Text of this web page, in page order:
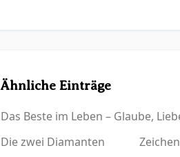
Ähnliche Einträge
Das Beste im Leben – Glaube,
Die zwei Diamanten